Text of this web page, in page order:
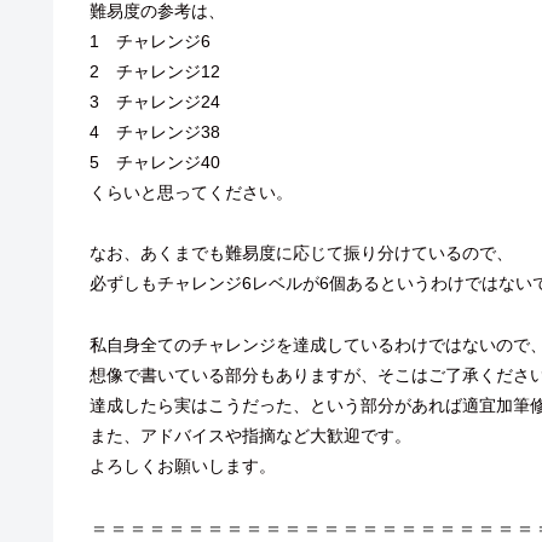
難易度の参考は、
1 チャレンジ6
2 チャレンジ12
3 チャレンジ24
4 チャレンジ38
5 チャレンジ40
くらいと思ってください。
なお、あくまでも難易度に応じて振り分けているので、
必ずしもチャレンジ6レベルが6個あるというわけではない
私自身全てのチャレンジを達成しているわけではないので、
想像で書いている部分もありますが、そこはご了承ください
達成したら実はこうだった、という部分があれば適宜加筆
また、アドバイスや指摘など大歓迎です。
よろしくお願いします。
＝＝＝＝＝＝＝＝＝＝＝＝＝＝＝＝＝＝＝＝＝＝